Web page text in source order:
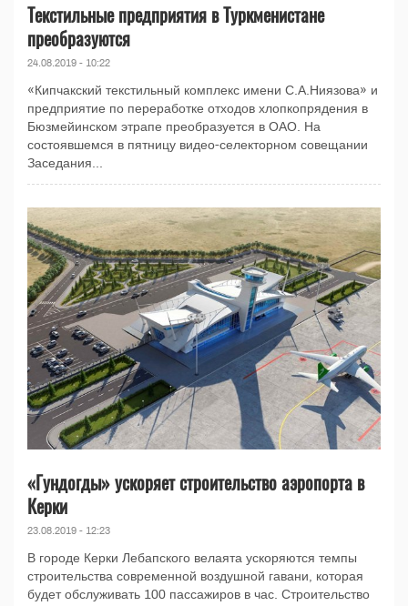
Текстильные предприятия в Туркменистане
преобразуются
24.08.2019 - 10:22
«Кипчакский текстильный комплекс имени С.А.Ниязова» и
предприятие по переработке отходов хлопкопрядения в
Бюзмейинском этрапе преобразуется в ОАО. На
состоявшемся в пятницу видео-селекторном совещании
Заседания...
«Гундогды» ускоряет строительство аэропорта в
Керки
23.08.2019 - 12:23
В городе Керки Лебапского велаята ускоряются темпы
строительства современной воздушной гавани, которая
будет обслуживать 100 пассажиров в час. Строительство